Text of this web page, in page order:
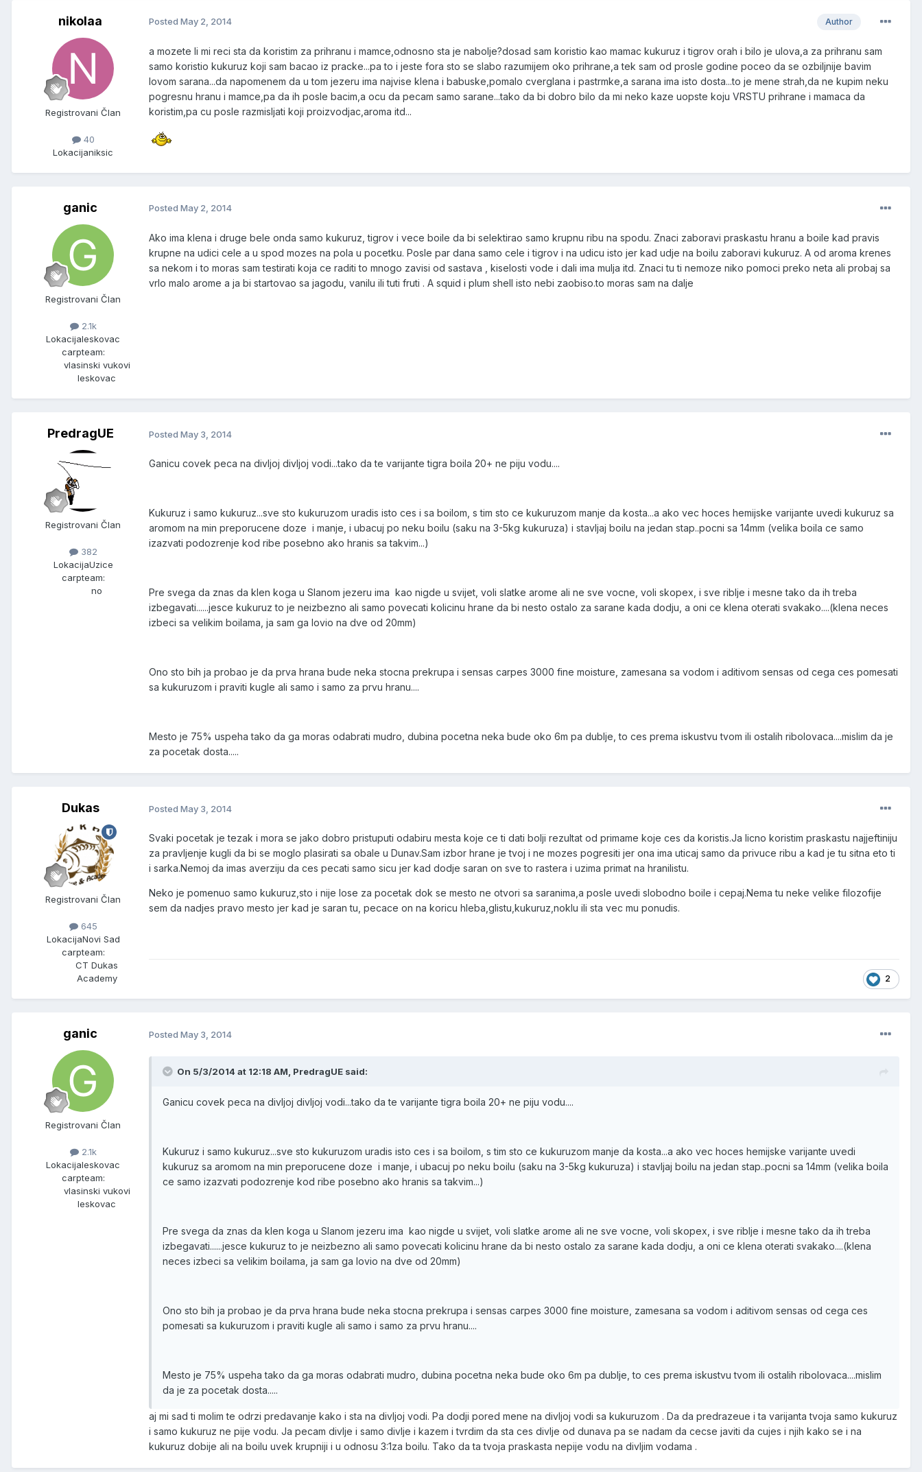
nikolaa
Registrovani Član
40
Lokacijaniksic
Author
Posted May 2, 2014
a mozete li mi reci sta da koristim za prihranu i mamce,odnosno sta je nabolje?dosad sam koristio kao mamac kukuruz i tigrov orah i bilo je ulova,a za prihranu sam
samo koristio kukuruz koji sam bacao iz pracke...pa to i jeste fora sto se slabo razumijem oko prihrane,a tek sam od prosle godine poceo da se ozbiljnije bavim
lovom sarana...da napomenem da u tom jezeru ima najvise klena i babuske,pomalo cverglana i pastrmke,a sarana ima isto dosta...to je mene strah,da ne kupim neku
pogresnu hranu i mamce,pa da ih posle bacim,a ocu da pecam samo sarane...tako da bi dobro bilo da mi neko kaze uopste koju VRSTU prihrane i mamaca da
koristim,pa cu posle razmisljati koji proizvodjac,aroma itd...
ganic
Registrovani Član
2.1k
Lokacijaleskovac
carpteam:
vlasinski vukovi
leskovac
Posted May 2, 2014
Ako ima klena i druge bele onda samo kukuruz, tigrov i vece boile da bi selektirao samo krupnu ribu na spodu. Znaci zaboravi praskastu hranu a boile kad pravis
krupne na udici cele a u spod mozes na pola u pocetku. Posle par dana samo cele i tigrov i na udicu isto jer kad udje na boilu zaboravi kukuruz. A od aroma krenes
sa nekom i to moras sam testirati koja ce raditi to mnogo zavisi od sastava , kiselosti vode i dali ima mulja itd. Znaci tu ti nemoze niko pomoci preko neta ali probaj sa
vrlo malo arome a ja bi startovao sa jagodu, vanilu ili tuti fruti . A squid i plum shell isto nebi zaobiso.to moras sam na dalje
PredragUE
Registrovani Član
382
LokacijaUzice
carpteam:
no
Posted May 3, 2014
Ganicu covek peca na divljoj divljoj vodi...tako da te varijante tigra boila 20+ ne piju vodu....
Kukuruz i samo kukuruz...sve sto kukuruzom uradis isto ces i sa boilom, s tim sto ce kukuruzom manje da kosta...a ako vec hoces hemijske varijante uvedi kukuruz sa
aromom na min preporucene doze i manje, i ubacuj po neku boilu (saku na 3-5kg kukuruza) i stavljaj boilu na jedan stap..pocni sa 14mm (velika boila ce samo
izazvati podozrenje kod ribe posebno ako hranis sa takvim...)
Pre svega da znas da klen koga u Slanom jezeru ima kao nigde u svijet, voli slatke arome ali ne sve vocne, voli skopex, i sve riblje i mesne tako da ih treba
izbegavati......jesce kukuruz to je neizbezno ali samo povecati kolicinu hrane da bi nesto ostalo za sarane kada dodju, a oni ce klena oterati svakako....(klena neces
izbeci sa velikim boilama, ja sam ga lovio na dve od 20mm)
Ono sto bih ja probao je da prva hrana bude neka stocna prekrupa i sensas carpes 3000 fine moisture, zamesana sa vodom i aditivom sensas od cega ces pomesati
sa kukuruzom i praviti kugle ali samo i samo za prvu hranu....
Mesto je 75% uspeha tako da ga moras odabrati mudro, dubina pocetna neka bude oko 6m pa dublje, to ces prema iskustvu tvom ili ostalih ribolovaca....mislim da je
za pocetak dosta.....
Dukas
Registrovani Član
645
LokacijaNovi Sad
carpteam:
CT Dukas
Academy
Posted May 3, 2014
Svaki pocetak je tezak i mora se jako dobro pristuputi odabiru mesta koje ce ti dati bolji rezultat od primame koje ces da koristis.Ja licno koristim praskastu najjeftiniju
za pravljenje kugli da bi se moglo plasirati sa obale u Dunav.Sam izbor hrane je tvoj i ne mozes pogresiti jer ona ima uticaj samo da privuce ribu a kad je tu sitna eto ti
i sarka.Nemoj da imas averziju da ces pecati samo sicu jer kad dodje saran on sve to rastera i uzima primat na hranilistu.
Neko je pomenuo samo kukuruz,sto i nije lose za pocetak dok se mesto ne otvori sa saranima,a posle uvedi slobodno boile i cepaj.Nema tu neke velike filozofije
sem da nadjes pravo mesto jer kad je saran tu, pecace on na koricu hleba,glistu,kukuruz,noklu ili sta vec mu ponudis.
2
ganic
Registrovani Član
2.1k
Lokacijaleskovac
carpteam:
vlasinski vukovi
leskovac
Posted May 3, 2014
On 5/3/2014 at 12:18 AM, PredragUE said:
Ganicu covek peca na divljoj divljoj vodi...tako da te varijante tigra boila 20+ ne piju vodu....
Kukuruz i samo kukuruz...sve sto kukuruzom uradis isto ces i sa boilom, s tim sto ce kukuruzom manje da kosta...a ako vec hoces hemijske varijante uvedi
kukuruz sa aromom na min preporucene doze i manje, i ubacuj po neku boilu (saku na 3-5kg kukuruza) i stavljaj boilu na jedan stap..pocni sa 14mm (velika boila
ce samo izazvati podozrenje kod ribe posebno ako hranis sa takvim...)
Pre svega da znas da klen koga u Slanom jezeru ima kao nigde u svijet, voli slatke arome ali ne sve vocne, voli skopex, i sve riblje i mesne tako da ih treba
izbegavati......jesce kukuruz to je neizbezno ali samo povecati kolicinu hrane da bi nesto ostalo za sarane kada dodju, a oni ce klena oterati svakako....(klena
neces izbeci sa velikim boilama, ja sam ga lovio na dve od 20mm)
Ono sto bih ja probao je da prva hrana bude neka stocna prekrupa i sensas carpes 3000 fine moisture, zamesana sa vodom i aditivom sensas od cega ces
pomesati sa kukuruzom i praviti kugle ali samo i samo za prvu hranu....
Mesto je 75% uspeha tako da ga moras odabrati mudro, dubina pocetna neka bude oko 6m pa dublje, to ces prema iskustvu tvom ili ostalih ribolovaca....mislim
da je za pocetak dosta.....
aj mi sad ti molim te odrzi predavanje kako i sta na divljoj vodi. Pa dodji pored mene na divljoj vodi sa kukuruzom . Da da predrazeue i ta varijanta tvoja samo kukuruz
i samo kukuruz ne pije vodu. Ja pecam divlje i samo divlje i kazem i tvrdim da sta ces divlje od dunava pa se nadam da cecse javiti da cujes i njih kako se i na
kukuruz dobije ali na boilu uvek krupniji i u odnosu 3:1za boilu. Tako da ta tvoja praskasta nepije vodu na divljim vodama .